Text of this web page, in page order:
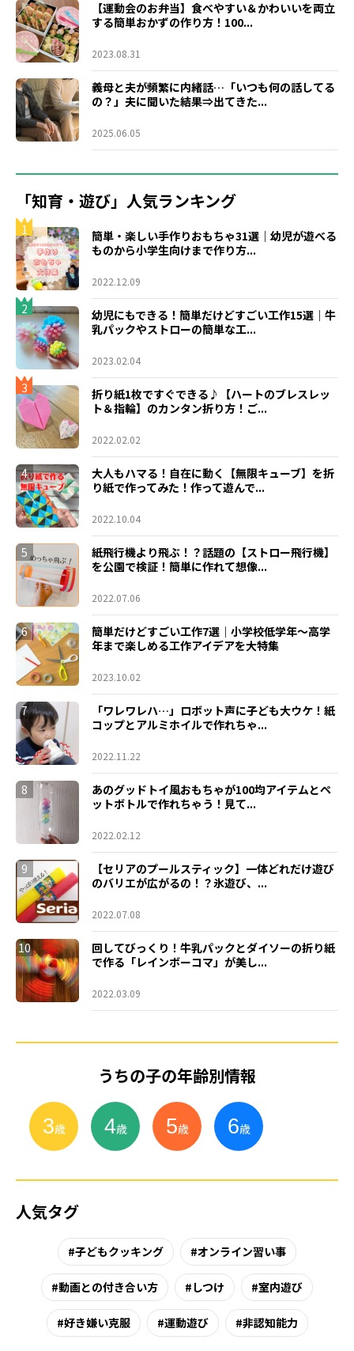
【運動会のお弁当】食べやすい＆かわいいを両立
する簡単おかずの作り方！100...
2023.08.31
義母と夫が頻繁に内緒話…「いつも何の話してる
の？」夫に聞いた結果⇒出てきた...
2025.06.05
「知育・遊び」人気ランキング
1
簡単・楽しい手作りおもちゃ31選｜幼児が遊べる
ものから小学生向けまで作り方...
2022.12.09
2
幼児にもできる！簡単だけどすごい工作15選｜牛
乳パックやストローの簡単な工...
2023.02.04
3
折り紙1枚ですぐできる♪【ハートのブレスレッ
ト＆指輪】のカンタン折り方！ご...
2022.02.02
4
大人もハマる！自在に動く【無限キューブ】を折
り紙で作ってみた！作って遊んで...
2022.10.04
5
紙飛行機より飛ぶ！？話題の【ストロー飛行機】
を公園で検証！簡単に作れて想像...
2022.07.06
6
簡単だけどすごい工作7選｜小学校低学年〜高学
年まで楽しめる工作アイデアを大特集
2023.10.02
7
「ワレワレハ…」ロボット声に子ども大ウケ！紙
コップとアルミホイルで作れちゃ...
2022.11.22
8
あのグッドトイ風おもちゃが100均アイテムとペ
ットボトルで作れちゃう！見て...
2022.02.12
9
【セリアのプールスティック】一体どれだけ遊び
のバリエが広がるの！？氷遊び、...
2022.07.08
10
回してびっくり！牛乳パックとダイソーの折り紙
で作る「レインボーコマ」が美し...
2022.03.09
うちの子の年齢別情報
3歳 4歳 5歳 6歳
人気タグ
子どもクッキング オンライン習い事
動画との付き合い方 しつけ 室内遊び
好き嫌い克服 運動遊び 非認知能力